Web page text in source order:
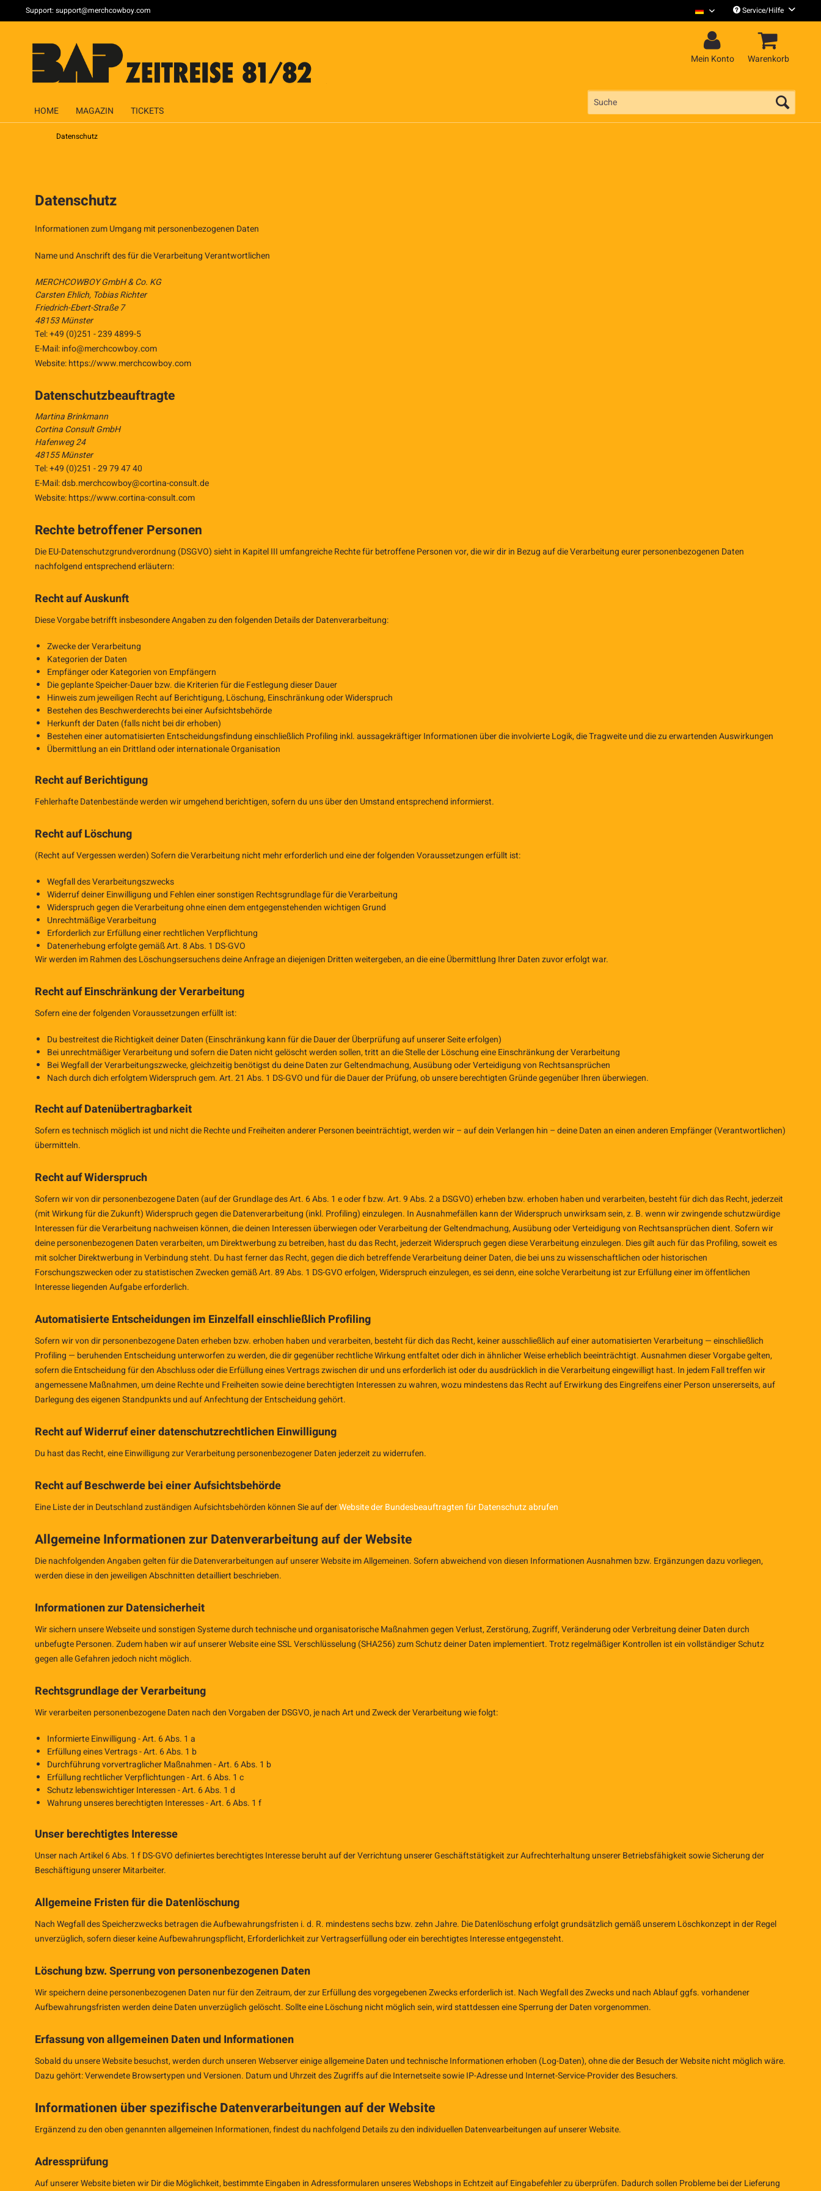
Support: support@merchcowboy.com BAP DeutschService/Hilfe
Mein Konto Warenkorb
HOME MAGAZIN TICKETS
Datenschutz
Datenschutz
Informationen zum Umgang mit personenbezogenen Daten
Name und Anschrift des für die Verarbeitung Verantwortlichen
MERCHCOWBOY GmbH & Co. KG
Carsten Ehlich, Tobias Richter
Friedrich-Ebert-Straße 7
48153 Münster
Tel: +49 (0)251 - 239 4899-5
E-Mail:info@merchcowboy.com
Website: https://www.merchcowboy.com
Datenschutzbeauftragte
Martina Brinkmann
Cortina Consult GmbH
Hafenweg 24
48155 Münster
Tel: +49 (0)251 - 29 79 47 40
E-Mail:dsb.merchcowboy@cortina-consult.de
Website: https://www.cortina-consult.com
Rechte betroffener Personen
Die EU-Datenschutzgrundverordnung (DSGVO) sieht in Kapitel III umfangreiche Rechte für betroffene Personen vor, die wir dir in Bezug auf die Verarbeitung eurer personenbezogenen Daten
nachfolgend entsprechend erläutern:
Recht auf Auskunft
Diese Vorgabe betrifft insbesondere Angaben zu den folgenden Details der Datenverarbeitung:
Zwecke der Verarbeitung
Kategorien der Daten
Empfänger oder Kategorien von Empfängern
Die geplante Speicher-Dauer bzw. die Kriterien für die Festlegung dieser Dauer
Hinweis zum jeweiligen Recht auf Berichtigung, Löschung, Einschränkung oder Widerspruch
Bestehen des Beschwerderechts bei einer Aufsichtsbehörde
Herkunft der Daten (falls nicht bei dir erhoben)
Bestehen einer automatisierten Entscheidungsfindung einschließlich Profiling inkl. aussagekräftiger Informationen über die involvierte Logik, die Tragweite und die zu erwartenden Auswirkungen
Übermittlung an ein Drittland oder internationale Organisation
Recht auf Berichtigung
Fehlerhafte Datenbestände werden wir umgehend berichtigen, sofern du uns über den Umstand entsprechend informierst.
Recht auf Löschung
(Recht auf Vergessen werden) Sofern die Verarbeitung nicht mehr erforderlich und eine der folgenden Voraussetzungen erfüllt ist:
Wegfall des Verarbeitungszwecks
Widerruf deiner Einwilligung und Fehlen einer sonstigen Rechtsgrundlage für die Verarbeitung
Widerspruch gegen die Verarbeitung ohne einen dem entgegenstehenden wichtigen Grund
Unrechtmäßige Verarbeitung
Erforderlich zur Erfüllung einer rechtlichen Verpflichtung
Datenerhebung erfolgte gemäß Art. 8 Abs. 1 DS-GVO
Wir werden im Rahmen des Löschungsersuchens deine Anfrage an diejenigen Dritten weitergeben, an die eine Übermittlung Ihrer Daten zuvor erfolgt war.
Recht auf Einschränkung der Verarbeitung
Sofern eine der folgenden Voraussetzungen erfüllt ist:
Du bestreitest die Richtigkeit deiner Daten (Einschränkung kann für die Dauer der Überprüfung auf unserer Seite erfolgen)
Bei unrechtmäßiger Verarbeitung und sofern die Daten nicht gelöscht werden sollen, tritt an die Stelle der Löschung eine Einschränkung der Verarbeitung
Bei Wegfall der Verarbeitungszwecke, gleichzeitig benötigst du deine Daten zur Geltendmachung, Ausübung oder Verteidigung von Rechtsansprüchen
Nach durch dich erfolgtem Widerspruch gem. Art. 21 Abs. 1 DS-GVO und für die Dauer der Prüfung, ob unsere berechtigten Gründe gegenüber Ihren überwiegen.
Recht auf Datenübertragbarkeit
Sofern es technisch möglich ist und nicht die Rechte und Freiheiten anderer Personen beeinträchtigt, werden wir – auf dein Verlangen hin – deine Daten an einen anderen Empfänger (Verantwortlichen)
übermitteln.
Recht auf Widerspruch
Sofern wir von dir personenbezogene Daten (auf der Grundlage des Art. 6 Abs. 1 e oder f bzw. Art. 9 Abs. 2 a DSGVO) erheben bzw. erhoben haben und verarbeiten, besteht für dich das Recht, jederzeit
(mit Wirkung für die Zukunft) Widerspruch gegen die Datenverarbeitung (inkl. Profiling) einzulegen. In Ausnahmefällen kann der Widerspruch unwirksam sein, z. B. wenn wir zwingende schutzwürdige
Interessen für die Verarbeitung nachweisen können, die deinen Interessen überwiegen oder Verarbeitung der Geltendmachung, Ausübung oder Verteidigung von Rechtsansprüchen dient. Sofern wir
deine personenbezogenen Daten verarbeiten, um Direktwerbung zu betreiben, hast du das Recht, jederzeit Widerspruch gegen diese Verarbeitung einzulegen. Dies gilt auch für das Profiling, soweit es
mit solcher Direktwerbung in Verbindung steht. Du hast ferner das Recht, gegen die dich betreffende Verarbeitung deiner Daten, die bei uns zu wissenschaftlichen oder historischen
Forschungszwecken oder zu statistischen Zwecken gemäß Art. 89 Abs. 1 DS-GVO erfolgen, Widerspruch einzulegen, es sei denn, eine solche Verarbeitung ist zur Erfüllung einer im öffentlichen
Interesse liegenden Aufgabe erforderlich.
Automatisierte Entscheidungen im Einzelfall einschließlich Profiling
Sofern wir von dir personenbezogene Daten erheben bzw. erhoben haben und verarbeiten, besteht für dich das Recht, keiner ausschließlich auf einer automatisierten Verarbeitung — einschließlich
Profiling — beruhenden Entscheidung unterworfen zu werden, die dir gegenüber rechtliche Wirkung entfaltet oder dich in ähnlicher Weise erheblich beeinträchtigt. Ausnahmen dieser Vorgabe gelten,
sofern die Entscheidung für den Abschluss oder die Erfüllung eines Vertrags zwischen dir und uns erforderlich ist oder du ausdrücklich in die Verarbeitung eingewilligt hast. In jedem Fall treffen wir
angemessene Maßnahmen, um deine Rechte und Freiheiten sowie deine berechtigten Interessen zu wahren, wozu mindestens das Recht auf Erwirkung des Eingreifens einer Person unsererseits, auf
Darlegung des eigenen Standpunkts und auf Anfechtung der Entscheidung gehört.
Recht auf Widerruf einer datenschutzrechtlichen Einwilligung
Du hast das Recht, eine Einwilligung zur Verarbeitung personenbezogener Daten jederzeit zu widerrufen.
Recht auf Beschwerde bei einer Aufsichtsbehörde
Eine Liste der in Deutschland zuständigen Aufsichtsbehörden können Sie auf derWebsite der Bundesbeauftragten für Datenschutz abrufen
Allgemeine Informationen zur Datenverarbeitung auf der Website
Die nachfolgenden Angaben gelten für die Datenverarbeitungen auf unserer Website im Allgemeinen. Sofern abweichend von diesen Informationen Ausnahmen bzw. Ergänzungen dazu vorliegen,
werden diese in den jeweiligen Abschnitten detailliert beschrieben.
Informationen zur Datensicherheit
Wir sichern unsere Webseite und sonstigen Systeme durch technische und organisatorische Maßnahmen gegen Verlust, Zerstörung, Zugriff, Veränderung oder Verbreitung deiner Daten durch
unbefugte Personen. Zudem haben wir auf unserer Website eine SSL Verschlüsselung (SHA256) zum Schutz deiner Daten implementiert. Trotz regelmäßiger Kontrollen ist ein vollständiger Schutz
gegen alle Gefahren jedoch nicht möglich.
Rechtsgrundlage der Verarbeitung
Wir verarbeiten personenbezogene Daten nach den Vorgaben der DSGVO, je nach Art und Zweck der Verarbeitung wie folgt:
Informierte Einwilligung - Art. 6 Abs. 1 a
Erfüllung eines Vertrags - Art. 6 Abs. 1 b
Durchführung vorvertraglicher Maßnahmen - Art. 6 Abs. 1 b
Erfüllung rechtlicher Verpflichtungen - Art. 6 Abs. 1 c
Schutz lebenswichtiger Interessen - Art. 6 Abs. 1 d
Wahrung unseres berechtigten Interesses - Art. 6 Abs. 1 f
Unser berechtigtes Interesse
Unser nach Artikel 6 Abs. 1 f DS-GVO definiertes berechtigtes Interesse beruht auf der Verrichtung unserer Geschäftstätigkeit zur Aufrechterhaltung unserer Betriebsfähigkeit sowie Sicherung der
Beschäftigung unserer Mitarbeiter.
Allgemeine Fristen für die Datenlöschung
Nach Wegfall des Speicherzwecks betragen die Aufbewahrungsfristen i. d. R. mindestens sechs bzw. zehn Jahre. Die Datenlöschung erfolgt grundsätzlich gemäß unserem Löschkonzept in der Regel
unverzüglich, sofern dieser keine Aufbewahrungspflicht, Erforderlichkeit zur Vertragserfüllung oder ein berechtigtes Interesse entgegensteht.
Löschung bzw. Sperrung von personenbezogenen Daten
Wir speichern deine personenbezogenen Daten nur für den Zeitraum, der zur Erfüllung des vorgegebenen Zwecks erforderlich ist. Nach Wegfall des Zwecks und nach Ablauf ggfs. vorhandener
Aufbewahrungsfristen werden deine Daten unverzüglich gelöscht. Sollte eine Löschung nicht möglich sein, wird stattdessen eine Sperrung der Daten vorgenommen.
Erfassung von allgemeinen Daten und Informationen
Sobald du unsere Website besuchst, werden durch unseren Webserver einige allgemeine Daten und technische Informationen erhoben (Log-Daten), ohne die der Besuch der Website nicht möglich wäre.
Dazu gehört: Verwendete Browsertypen und Versionen. Datum und Uhrzeit des Zugriffs auf die Internetseite sowie IP-Adresse und Internet-Service-Provider des Besuchers.
Informationen über spezifische Datenverarbeitungen auf der Website
Ergänzend zu den oben genannten allgemeinen Informationen, findest du nachfolgend Details zu den individuellen Datenvearbeitungen auf unserer Website.
Adressprüfung
Auf unserer Website bieten wir Dir die Möglichkeit, bestimmte Eingaben in Adressformularen unseres Webshops in Echtzeit auf Eingabefehler zu überprüfen. Dadurch sollen Probleme bei der Lieferung